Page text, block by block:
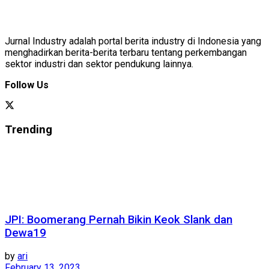
Jurnal Industry adalah portal berita industry di Indonesia yang
menghadirkan berita-berita terbaru tentang perkembangan
sektor industri dan sektor pendukung lainnya.
Follow Us
Trending
JPI: Boomerang Pernah Bikin Keok Slank dan
Dewa19
by ari